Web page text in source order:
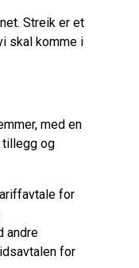
Streik er et
skal komme i
med en
tillegg og
for
andre
for